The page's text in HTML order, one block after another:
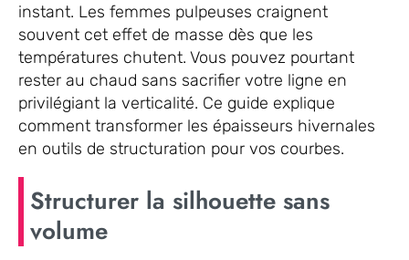
instant. Les femmes pulpeuses craignent
souvent cet effet de masse dès que les
températures chutent. Vous pouvez pourtant
rester au chaud sans sacrifier votre ligne en
privilégiant la verticalité. Ce guide explique
comment transformer les épaisseurs hivernales
en outils de structuration pour vos courbes.
Structurer la silhouette sans
volume